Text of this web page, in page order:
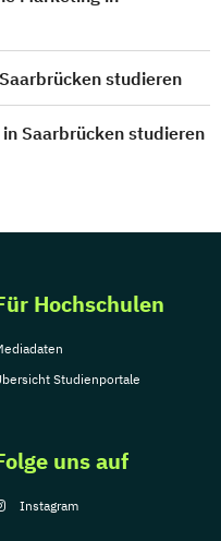
studieren
Saarbrücken studieren
Hochschulen
Studienportale
uns auf
Instagram